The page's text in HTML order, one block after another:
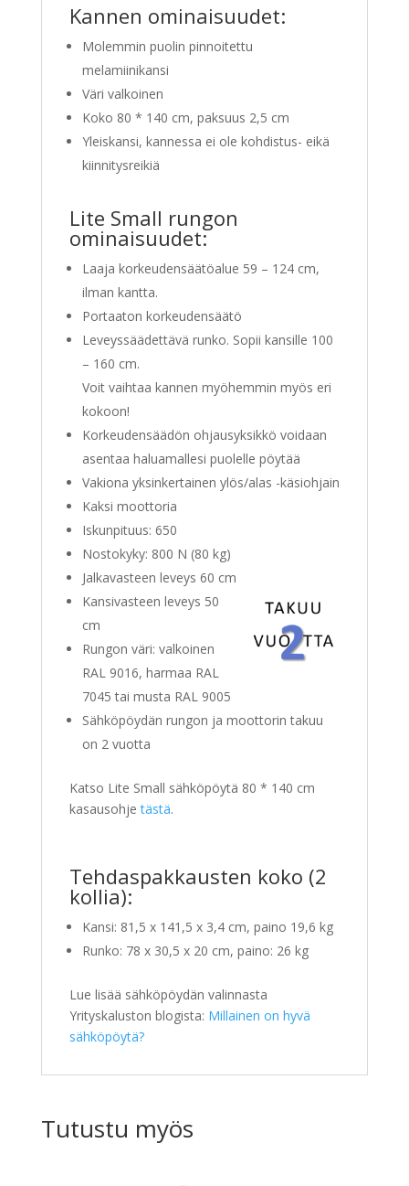
Kannen ominaisuudet:
Molemmin puolin pinnoitettu
melamiinikansi
Väri valkoinen
Koko 80 * 140 cm, paksuus 2,5 cm
Yleiskansi, kannessa ei ole kohdistus- eikä
kiinnitysreikiä
Lite Small rungon
ominaisuudet:
Laaja korkeudensäätöalue 59 – 124 cm,
ilman kantta.
Portaaton korkeudensäätö
Leveyssäädettävä runko. Sopii kansille 100
– 160 cm.
Voit vaihtaa kannen myöhemmin myös eri
kokoon!
Korkeudensäädön ohjausyksikkö voidaan
asentaa haluamallesi puolelle pöytää
Vakiona yksinkertainen ylös/alas -käsiohjain
Kaksi moottoria
Iskunpituus: 650
Nostokyky: 800 N (80 kg)
Jalkavasteen leveys 60 cm
Kansivasteen leveys 50
cm
Rungon väri: valkoinen
RAL 9016, harmaa RAL
7045 tai musta RAL 9005
Sähköpöydän rungon ja moottorin takuu
on 2 vuotta
Katso Lite Small sähköpöytä 80 * 140 cm
kasausohjetästä.
Tehdaspakkausten koko (2
kollia):
Kansi: 81,5 x 141,5 x 3,4 cm, paino 19,6 kg
Runko: 78 x 30,5 x 20 cm, paino: 26 kg
Lue lisää sähköpöydän valinnasta
Yrityskaluston blogista: Millainen on hyvä
sähköpöytä?
Tutustu myös